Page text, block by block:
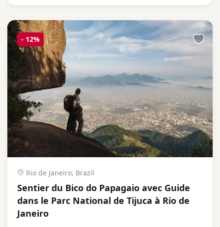
- 12%
Rio de Janeiro, Brazil
Sentier du Bico do Papagaio avec Guide
dans le Parc National de Tijuca à Rio de
Janeiro